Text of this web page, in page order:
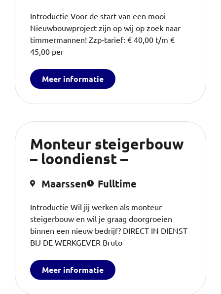
Introductie Voor de start van een mooi
Nieuwbouwproject zijn op wij op zoek naar
timmermannen! Zzp-tarief: € 40,00 t/m €
45,00 per
Meer informatie
Monteur steigerbouw
– loondienst –
Maarssen Fulltime
Introductie Wil jij werken als monteur
steigerbouw en wil je graag doorgroeien
binnen een nieuw bedrijf? DIRECT IN DIENST
BIJ DE WERKGEVER Bruto
Meer informatie